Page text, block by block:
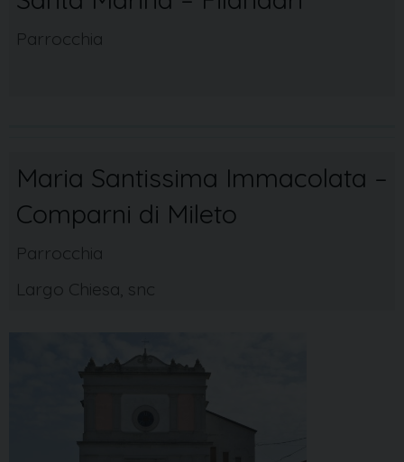
Parrocchia
Maria Santissima Immacolata –
Comparni di Mileto
Parrocchia
Largo Chiesa, snc